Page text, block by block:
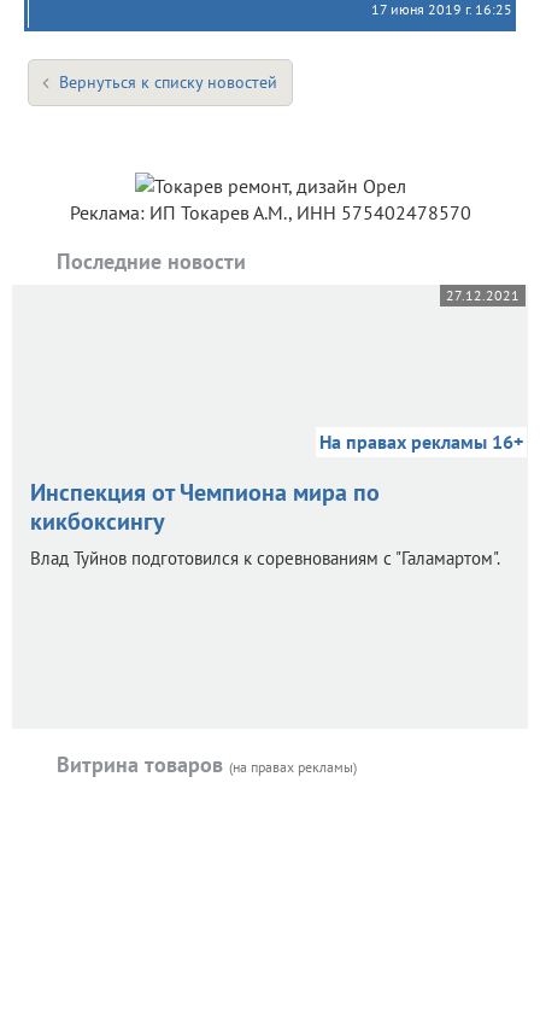
17 июня 2019 г. 16:25
Вернуться к списку новостей
Реклама: ИП Токарев А.М., ИНН 575402478570
Последние новости
27.12.2021
На правах рекламы 16+
Инспекция от Чемпиона мира по
кикбоксингу
Влад Туйнов подготовился к соревнованиям с "Галамартом".
Витрина товаров (на правах рекламы)